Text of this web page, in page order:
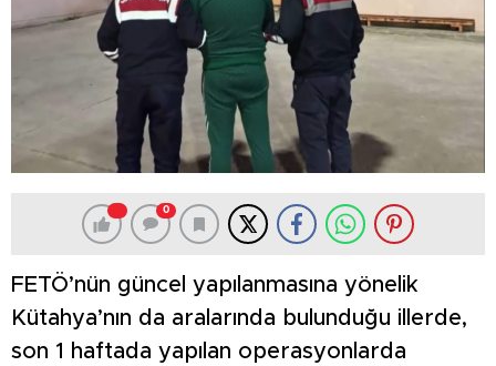
0
FETÖ’nün güncel yapılanmasına yönelik
Kütahya’nın da aralarında bulunduğu illerde,
son 1 haftada yapılan operasyonlarda